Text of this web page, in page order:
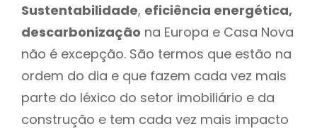
Sustentabilidade, eficiência energética,
descarbonização na Europa e Casa Nova
não é excepção. São termos que estão na
ordem do dia e que fazem cada vez mais
parte do léxico do setor imobiliário e da
construção e tem cada vez mais impacto